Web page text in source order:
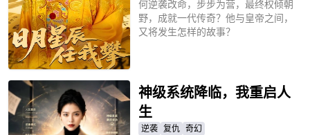
何逆袭改命，步步为营，最终权倾朝
野，成就一代传奇？他与皇帝之间，
又将发生怎样的故事？
神级系统降临，我重启人
生
逆袭 复仇 奇幻